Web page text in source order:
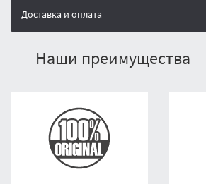
Доставка и оплата
Наши преимущества